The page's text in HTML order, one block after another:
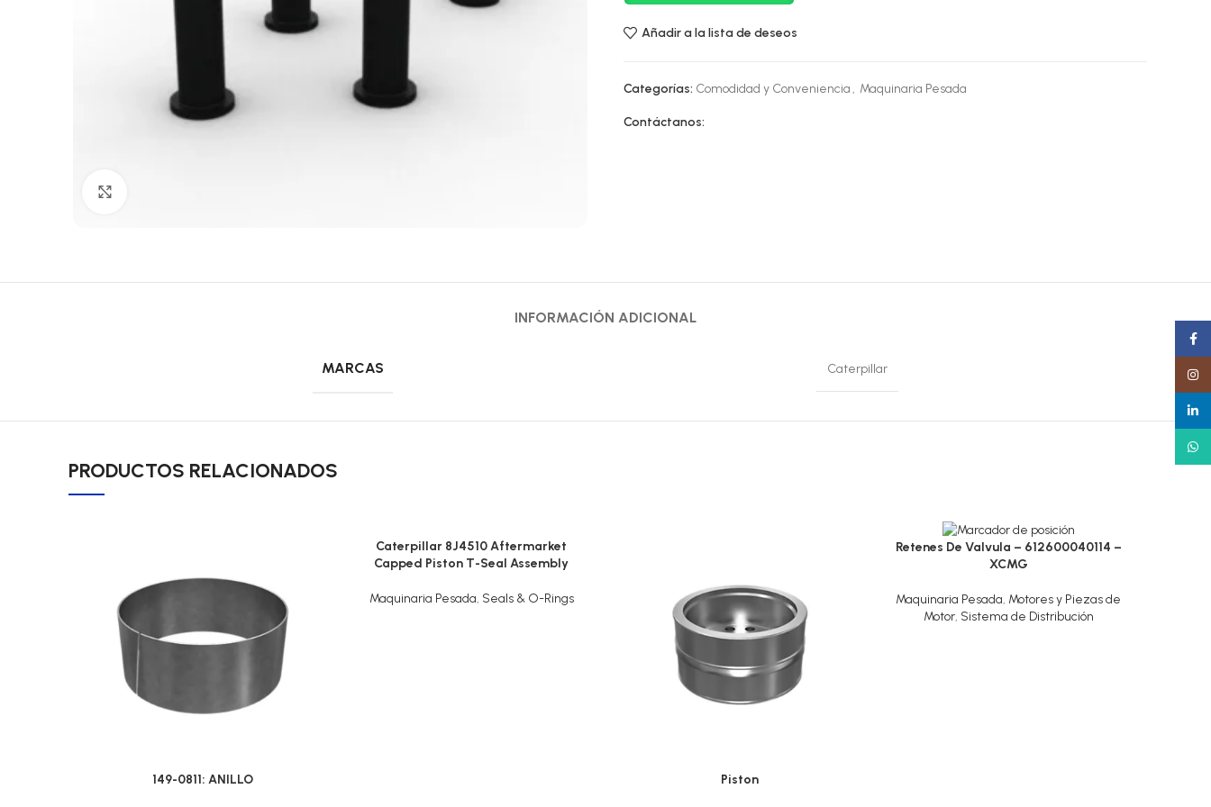
Añadir a la lista de deseos
Categorías: Comodidad y Conveniencia , Maquinaria Pesada
Contáctanos:
INFORMACIÓN ADICIONAL
MARCAS Caterpillar
PRODUCTOS RELACIONADOS
149-0811: ANILLO
Caterpillar 8J4510 Aftermarket
Capped Piston T-Seal Assembly
Maquinaria Pesada, Seals & O-Rings
Piston
Retenes De Valvula – 612600040114 –
XCMG
Maquinaria Pesada, Motores y Piezas de
Motor, Sistema de Distribución